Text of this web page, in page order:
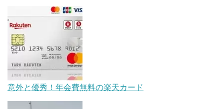
意外と優秀！年会費無料の楽天カード